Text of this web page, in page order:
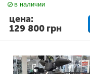
в наличии
129 800 грн
цена: